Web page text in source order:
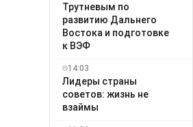
Трутневым по
развитию Дальнего
Востока и подготовке
к ВЭФ
14:03
Лидеры страны
советов: жизнь не
взаймы